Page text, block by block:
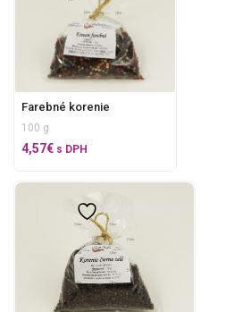
Farebné korenie
100 g
4,57€ s DPH
Add to wishlist